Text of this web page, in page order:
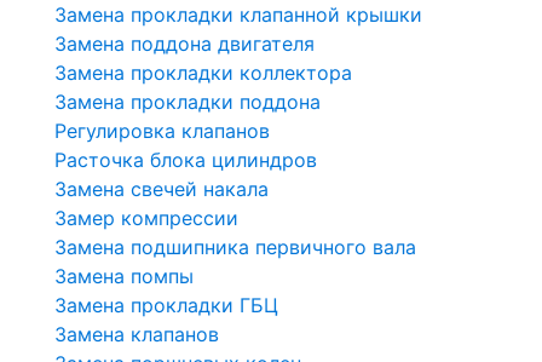
Замена прокладки клапанной крышки
Замена поддона двигателя
Замена прокладки коллектора
Замена прокладки поддона
Регулировка клапанов
Расточка блока цилиндров
Замена свечей накала
Замер компрессии
Замена подшипника первичного вала
Замена помпы
Замена прокладки ГБЦ
Замена клапанов